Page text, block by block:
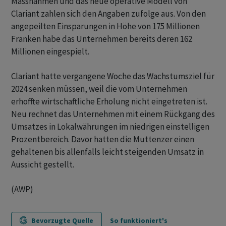
Clariant zahlen sich den Angaben zufolge aus. Von den
angepeilten Einsparungen in Höhe von 175 Millionen
Franken habe das Unternehmen bereits deren 162
Millionen eingespielt.
Clariant hatte vergangene Woche das Wachstumsziel für
2024 senken müssen, weil die vom Unternehmen
erhoffte wirtschaftliche Erholung nicht eingetreten ist.
Neu rechnet das Unternehmen mit einem Rückgang des
Umsatzes in Lokalwährungen im niedrigen einstelligen
Prozentbereich. Davor hatten die Muttenzer einen
gehaltenen bis allenfalls leicht steigenden Umsatz in
Aussicht gestellt.
(AWP)
Bevorzugte Quelle So funktioniert's